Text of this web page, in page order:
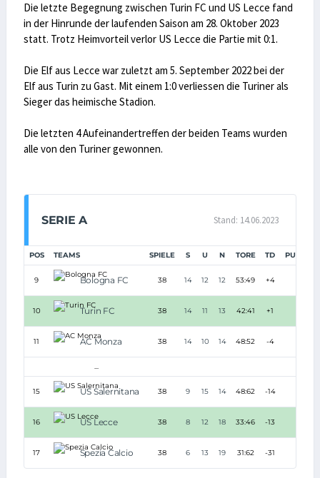
Die letzte Begegnung zwischen Turin FC und US Lecce fand
in der Hinrunde der laufenden Saison am 28. Oktober 2023
statt. Trotz Heimvorteil verlor US Lecce die Partie mit 0:1.
Die Elf aus Lecce war zuletzt am 5. September 2022 bei der
Elf aus Turin zu Gast. Mit einem 1:0 verliessen die Turiner als
Sieger das heimische Stadion.
Die letzten 4 Aufeinandertreffen der beiden Teams wurden
alle von den Turiner gewonnen.
SERIE A Stand: 14.06.2023
POS TEAMS SPIELE S U N TORE TD PUNKTE
9 Bologna FC 38 14 12 12 53:49 +4
10 Turin FC 38 14 11 13 42:41 +1
11 AC Monza 38 14 10 14 48:52 -4
...
15 US Salernitana 38 9 15 14 48:62 -14
16 US Lecce 38 8 12 18 33:46 -13
17 Spezia Calcio 38 6 13 19 31:62 -31